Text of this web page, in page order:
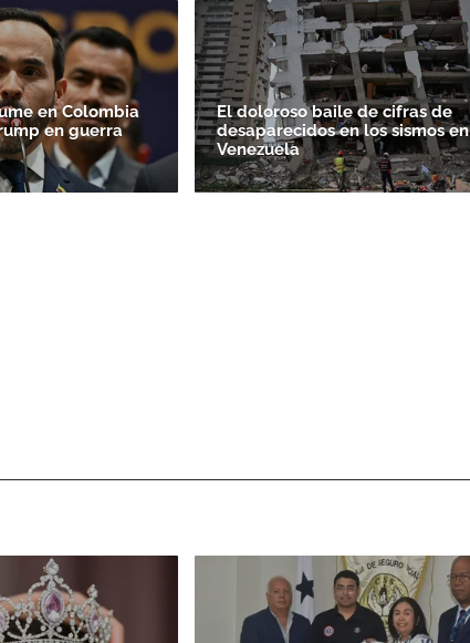
en Colombia
en guerra
El doloroso baile de cifras de
desaparecidos en los sismos en
Venezuela